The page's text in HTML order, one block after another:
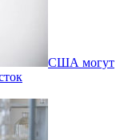
США могут